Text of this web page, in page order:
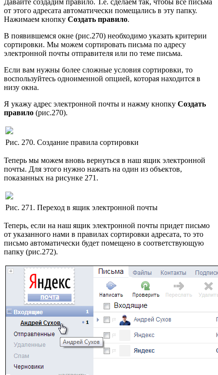
Давайте создадим правило. Т.е. сделаем так, чтобы все письма
от этого адресата автоматически помещались в эту папку.
Нажимаем кнопку Создать правило.
В появившемся окне (рис.270) необходимо указать критерии
сортировки. Мы можем сортировать письма по адресу
электронной почты отправителя или по теме письма.
Если вам нужны более сложные условия сортировки, то
воспользуйтесь одноименной опцией, которая находится в
низу окна.
Я укажу адрес электронной почты и нажму кнопку Создать
правило (рис.270).
Рис. 270. Создание правила сортировки
Теперь мы можем вновь вернуться в наш ящик электронной
почты. Для этого нужно нажать на один из объектов,
показанных на рисунке 271.
Рис. 271. Переход в ящик электронной почты
Теперь, если на наш ящик электронной почты придет письмо
от указанного нами в правилах сортировки адресата, то это
письмо автоматически будет помещено в соответствующую
папку (рис.272).